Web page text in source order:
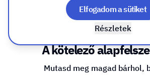
Roll up -
A kötelező
Mutasd meg magad bárhol,
Részletek
Elfogadom a sütiket